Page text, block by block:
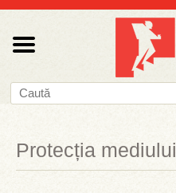
Protecția mediului